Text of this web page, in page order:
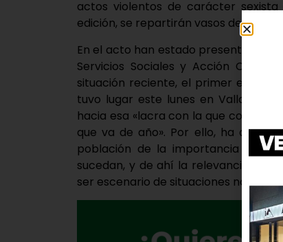
actos violentos de carácter
edición, se repartirán vasos de
En el acto han estado presentes el
Servicios Sociales y Acción
situación reciente, el primer edil ha
tuvo lugar este lunes en Valladolid;
hacia esa «lacra con la que
que va de año». Por ello, ha
población de la importancia «de
sucedan, y de ahí la relevancia de
ser escenario de situaciones no